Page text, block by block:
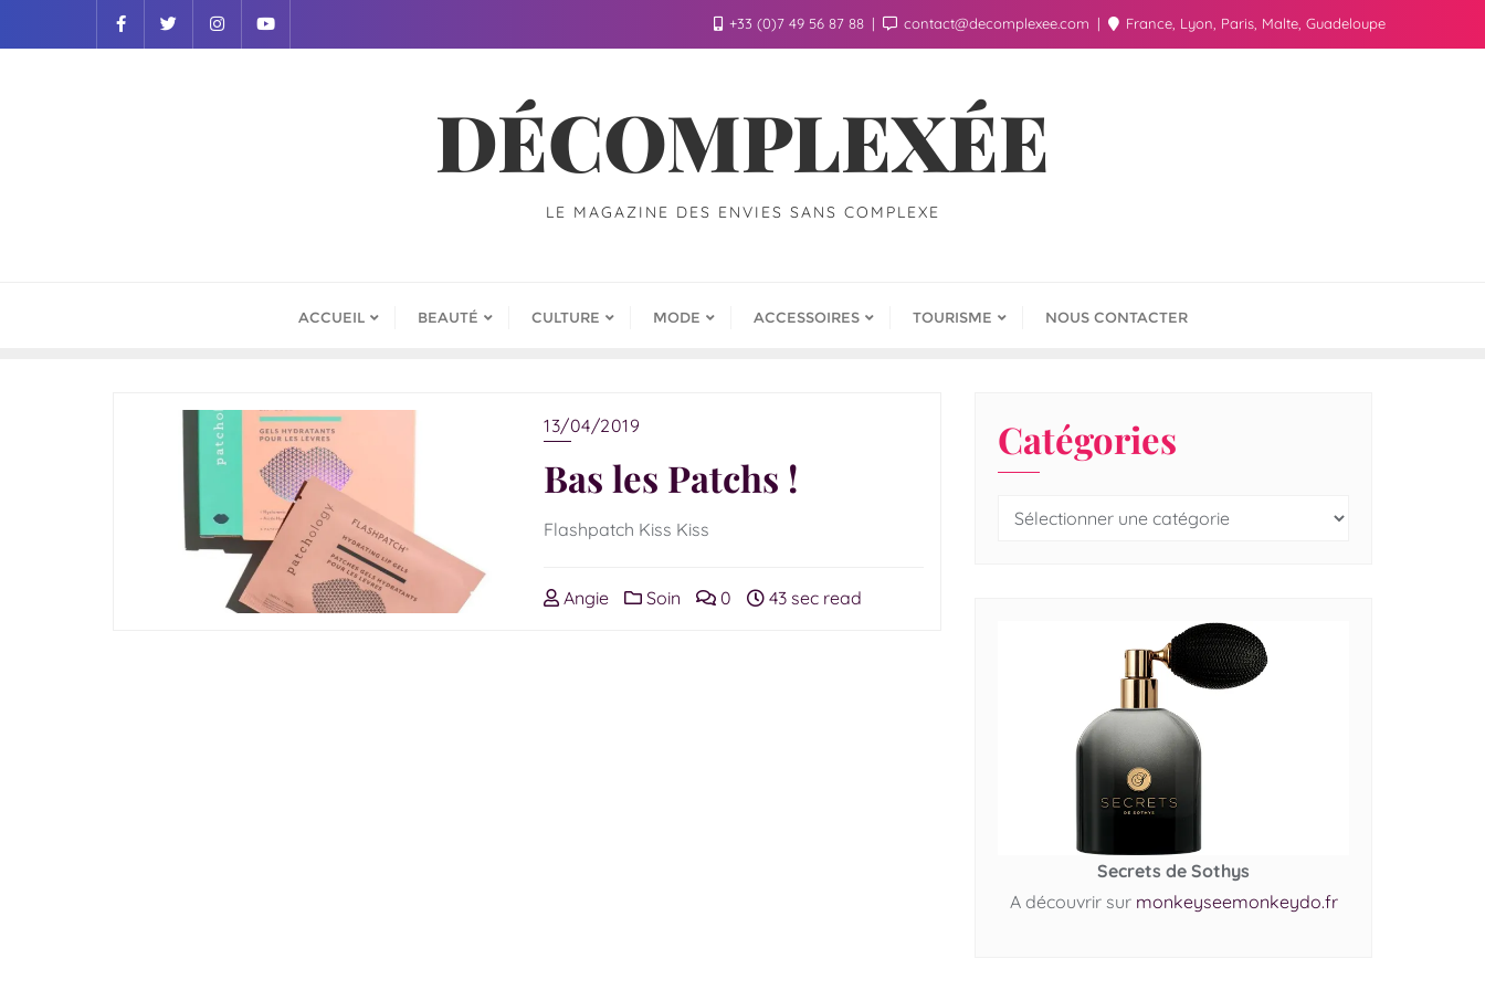
+33 (0)7 49 56 87 88 contact@decomplexee.com France, Lyon, Paris, Malte, Guadeloupe
DÉCOMPLEXÉE
LE MAGAZINE DES ENVIES SANS COMPLEXE
ACCUEIL BEAUTÉ CULTURE MODE ACCESSOIRES TOURISME NOUS CONTACTER
13/04/2019
Bas les Patchs !
Flashpatch Kiss Kiss
Angie Soin 0 43 sec read
Catégories
Secrets de Sothys
A découvrir sur monkeyseemonkeydo.fr